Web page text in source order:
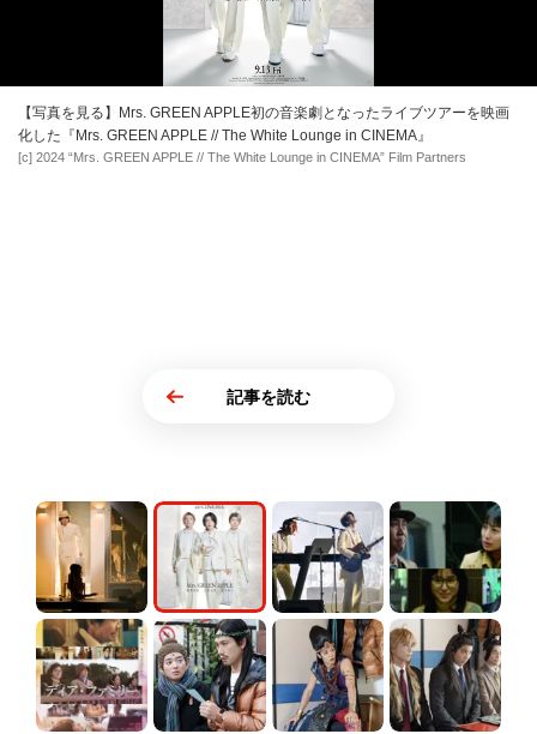
【写真を見る】Mrs. GREEN APPLE初の音楽劇となったライブツアーを映画
化した『Mrs. GREEN APPLE // The White Lounge in CINEMA』
[c] 2024 “Mrs. GREEN APPLE // The White Lounge in CINEMA” Film Partners
記事を読む